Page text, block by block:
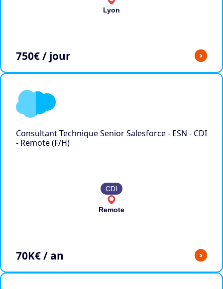
Lyon
750€ / jour >
Consultant Technique Senior Salesforce - ESN - CDI
- Remote (F/H)
CDI
Remote
70K€ / an >